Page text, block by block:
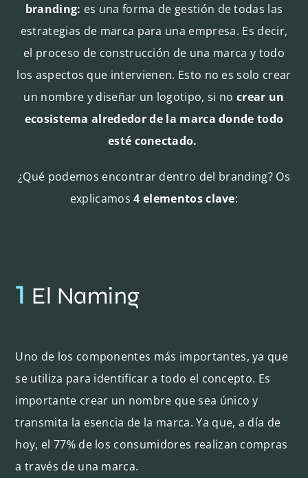
branding: es una forma de gestión de todas las
estrategias de marca para una empresa. Es decir,
el proceso de construcción de una marca y todo
los aspectos que intervienen. Esto no es solo crear
un nombre y diseñar un logotipo, si no crear un
ecosistema alrededor de la marca donde todo
esté conectado.
¿Qué podemos encontrar dentro del branding? Os
explicamos4 elementos clave:
1 El Naming
Uno de los componentes más importantes, ya que
se utiliza para identificar a todo el concepto. Es
importante crear un nombre que sea único y
transmita la esencia de la marca. Ya que, a día de
hoy, el 77% de los consumidores realizan compras
a través de una marca.